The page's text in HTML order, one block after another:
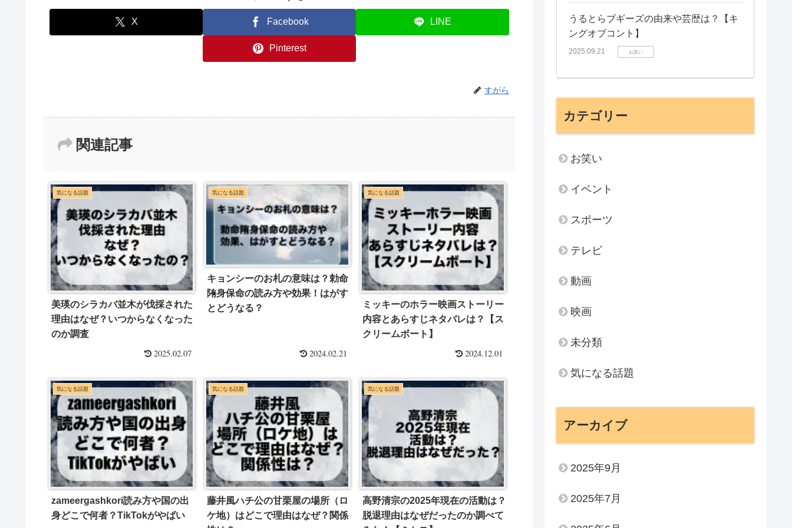
X Facebook LINE
Pinterest
すがら
関連記事
気になる話題
美瑛のシラカバ並木が伐採された
理由はなぜ？いつからなくなった
のか調査
2025.02.07
気になる話題
キョンシーのお札の意味は？勅命
陏身保命の読み方や効果！はがす
とどうなる？
2024.02.21
気になる話題
ミッキーのホラー映画ストーリー
内容とあらすじネタバレは？【ス
クリームボート】
2024.12.01
気になる話題
zameergashkori読み方や国の出
身どこで何者？TikTokがやばい
気になる話題
藤井風ハチ公の甘栗屋の場所（ロ
ケ地）はどこで理由はなぜ？関係
気になる話題
高野清宗の2025年現在の活動は？
脱退理由はなぜだったのか調べて
うるとらブギーズの由来や芸歴は？【キ
ングオブコント】
2025.09.21 お笑い
カテゴリー
お笑い
イベント
スポーツ
テレビ
動画
映画
未分類
気になる話題
アーカイブ
2025年9月
2025年7月